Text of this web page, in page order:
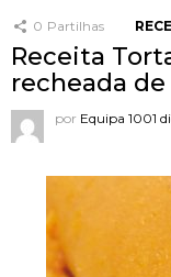
0 Partilhas
Receita
recheada
por Equipa 1001